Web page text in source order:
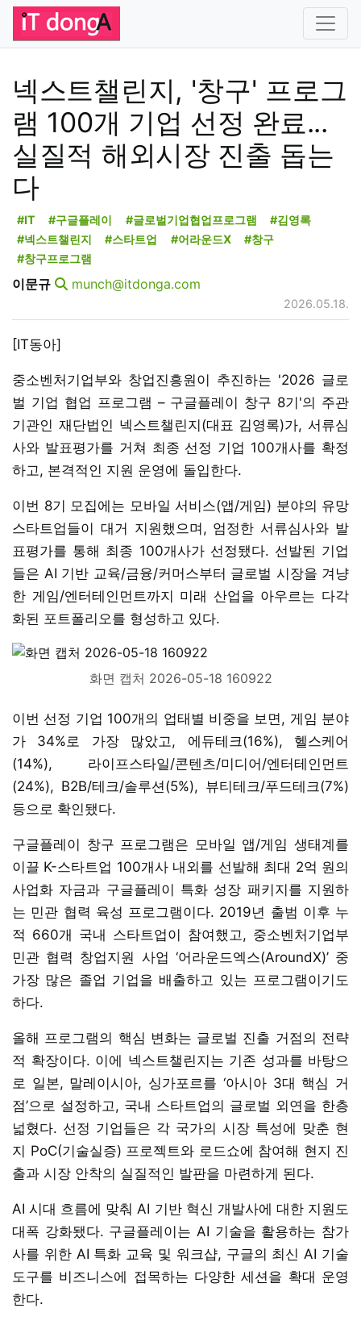
넥스트챌린지, '창구' 프로그
램 100개 기업 선정 완료...
실질적 해외시장 진출 돕는
다
#IT #구글플레이 #글로벌기업협업프로그램
#김영록
#넥스트챌린지
#스타트업 #어라운드X
#창구
#창구프로그램
이문규 munch@itdonga.com
2026.05.18.
[IT동아]
중소벤처기업부와 창업진흥원이 추진하는 '2026 글로
벌 기업 협업 프로그램 – 구글플레이 창구 8기'의 주관
기관인 재단법인 넥스트챌린지(대표 김영록)가, 서류심
사와 발표평가를 거쳐 최종 선정 기업 100개사를 확정
하고, 본격적인 지원 운영에 돌입한다.
이번 8기 모집에는 모바일 서비스(앱/게임) 분야의 유망
스타트업들이 대거 지원했으며, 엄정한 서류심사와 발
표평가를 통해 최종 100개사가 선정됐다. 선발된 기업
들은 AI 기반 교육/금융/커머스부터 글로벌 시장을 겨냥
한 게임/엔터테인먼트까지 미래 산업을 아우르는 다각
화된 포트폴리오를 형성하고 있다.
화면 캡처 2026-05-18 160922
이번 선정 기업 100개의 업태별 비중을 보면, 게임 분야
가 34%로 가장 많았고, 에듀테크(16%), 헬스케어
(14%), 라이프스타일/콘텐츠/미디어/엔터테인먼트
(24%), B2B/테크/솔루션(5%), 뷰티테크/푸드테크(7%)
등으로 확인됐다.
구글플레이 창구 프로그램은 모바일 앱/게임 생태계를
이끌 K-스타트업 100개사 내외를 선발해 최대 2억 원의
사업화 자금과 구글플레이 특화 성장 패키지를 지원하
는 민관 협력 육성 프로그램이다. 2019년 출범 이후 누
적 660개 국내 스타트업이 참여했고, 중소벤처기업부
민관 협력 창업지원 사업 ‘어라운드엑스(AroundX)’ 중
가장 많은 졸업 기업을 배출하고 있는 프로그램이기도
하다.
올해 프로그램의 핵심 변화는 글로벌 진출 거점의 전략
적 확장이다. 이에 넥스트챌린지는 기존 성과를 바탕으
로 일본, 말레이시아, 싱가포르를 ‘아시아 3대 핵심 거
점’으로 설정하고, 국내 스타트업의 글로벌 외연을 한층
넓혔다. 선정 기업들은 각 국가의 시장 특성에 맞춘 현
지 PoC(기술실증) 프로젝트와 로드쇼에 참여해 현지 진
출과 시장 안착의 실질적인 발판을 마련하게 된다.
AI 시대 흐름에 맞춰 AI 기반 혁신 개발사에 대한 지원도
대폭 강화됐다. 구글플레이는 AI 기술을 활용하는 참가
사를 위한 AI 특화 교육 및 워크샵, 구글의 최신 AI 기술
도구를 비즈니스에 접목하는 다양한 세션을 확대 운영
한다.